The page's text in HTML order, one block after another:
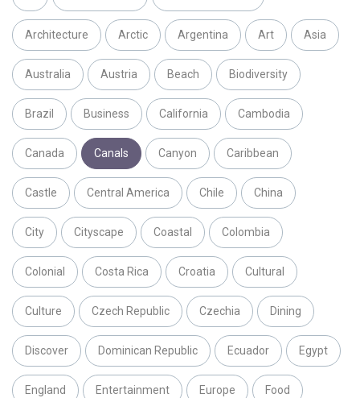
Architecture Arctic Argentina Art Asia
Australia Austria Beach Biodiversity
Brazil Business California Cambodia
Canada Canals Canyon Caribbean
Castle Central America Chile China
City Cityscape Coastal Colombia
Colonial Costa Rica Croatia Cultural
Culture Czech Republic Czechia Dining
Discover Dominican Republic Ecuador Egypt
England Entertainment Europe Food